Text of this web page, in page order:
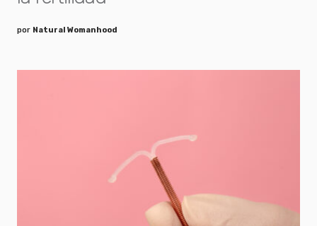
por Natural Womanhood